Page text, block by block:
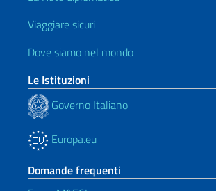
Viaggiare sicuri
Dove siamo nel mondo
Le Istituzioni
Governo Italiano
Europa.eu
Domande frequenti